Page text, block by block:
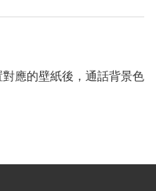
應的壁紙後，通話背景色